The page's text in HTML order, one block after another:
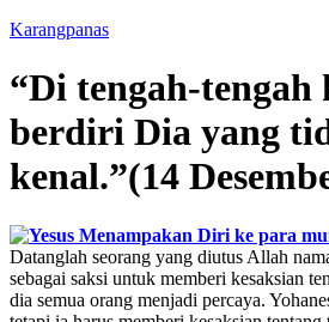
Karangpanas
“Di tengah-tengah
berdiri Dia yang
kenal.”(14
Datanglah seorang yang diutus Allah
sebagai saksi untuk memberi kesaksian
dia semua orang menjadi percaya.